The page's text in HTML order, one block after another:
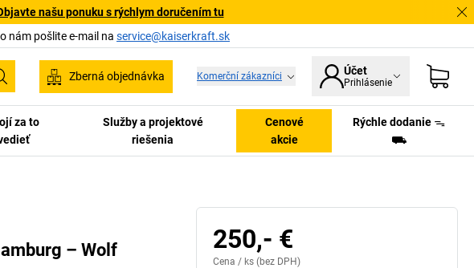
našu ponuku s rýchlym doručením tu
nám pošlite e-mail na service@kaiserkraft.sk
Zberná objednávka Komerční zákazníci Účet
Prihlásenie
za to
Služby a projektové
riešenia
Cenové
akcie
Rýchle dodanie ᯓ
⛟
– Wolf 250,- €
Cena / ks (bez DPH)